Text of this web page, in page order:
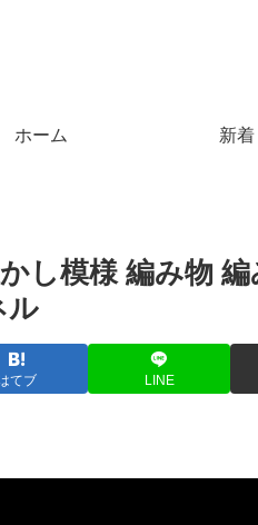
ホーム 新着
模様 編み物 編
ル
てブ LINE